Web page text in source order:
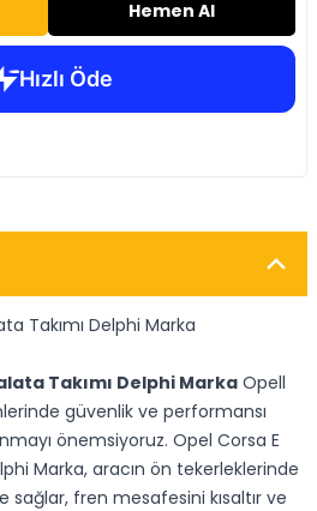
Hemen Al
Takımı Delphi Marka
Takımı Delphi Marka Opell
güvenlik ve performansı
önemsiyoruz. Opel Corsa E
Marka, aracın ön tekerleklerinde
fren mesafesini kısaltır ve